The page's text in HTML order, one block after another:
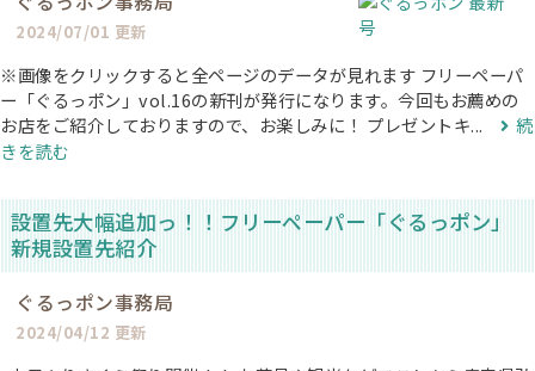
2024/07/01 更新
※画像をクリックすると全ページのデータが見れます フリーペーパ
ー「ぐるっポン」vol.16の新刊が発行になります。今回もお薦めの
お店をご紹介しておりますので、お楽しみに！ プレゼントキ...
続
きを読む
設置先大幅追加っ！！フリーペーパー「ぐるっポン」
新規設置先紹介
ぐるっポン事務局
2024/04/12 更新